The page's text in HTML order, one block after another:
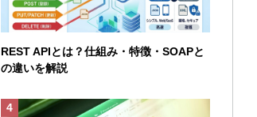
REST APIとは？仕組み・特徴・SOAPと
の違いを解説